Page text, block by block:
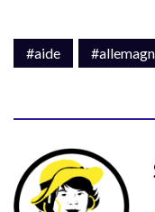
#aide